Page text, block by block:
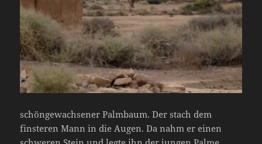
schöngewachsener Palmbaum. Der stach dem
finsteren Mann in die Augen. Da nahm er einen